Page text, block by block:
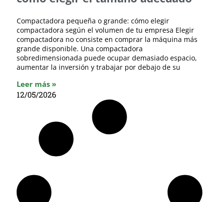
Compactadora pequeña o grande: cómo elegir
compactadora según el volumen de tu empresa Elegir
compactadora no consiste en comprar la máquina más
grande disponible. Una compactadora
sobredimensionada puede ocupar demasiado espacio,
aumentar la inversión y trabajar por debajo de su
Leer más »
12/05/2026